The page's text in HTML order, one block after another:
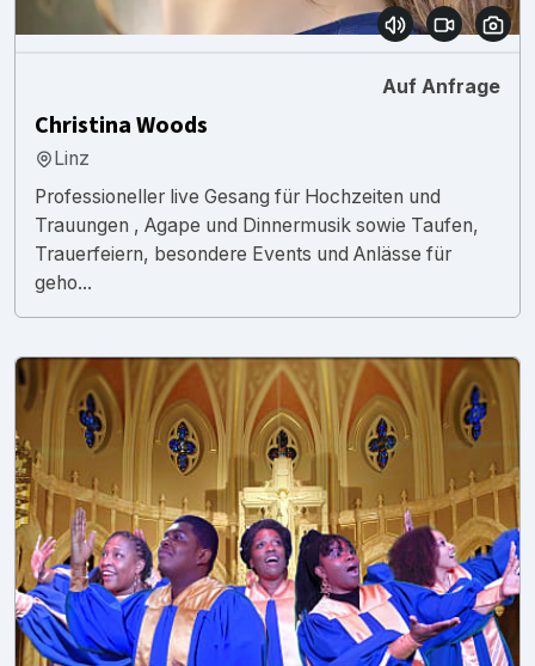
Auf Anfrage
Christina Woods
Linz
Professioneller live Gesang für Hochzeiten und
Trauungen , Agape und Dinnermusik sowie Taufen,
Trauerfeiern, besondere Events und Anlässe für
geho...